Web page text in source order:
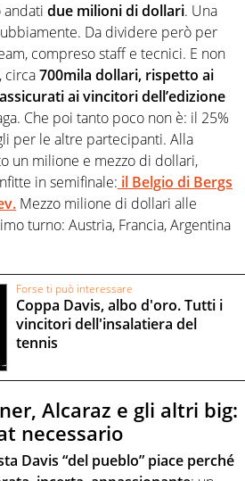
andati due milioni di dollari. Una
Da dividere però per
compreso staff e tecnici. E non
circa700mila dollari, rispetto ai
ai vincitori dell’edizione
Che poi tanto poco non è: il 25%
per le altre partecipanti. Alla
un milione e mezzo di dollari,
in semifinale: il Belgio di Bergs
Mezzo milione di dollari alle
turno: Austria, Francia, Argentina
Forse ti può interessare
Coppa Davis, albo d'oro. Tutti i
vincitori dell'insalatiera del
tennis
Alcaraz e gli altri big:
necessario
Davis “del pueblo” piace perché